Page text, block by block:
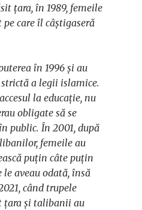
țara, în 1989, femeile
care îl câștigaseră
în 1996 și au
a legii islamice.
la educație, nu
obligate să se
public. În 2001, după
femeile au
puțin câte puțin
aveau odată, însă
când trupele
țara și talibanii au